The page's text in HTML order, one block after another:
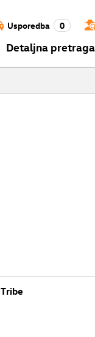
Usporedba 0
Detaljna pretraga